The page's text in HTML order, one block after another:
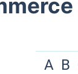
A B